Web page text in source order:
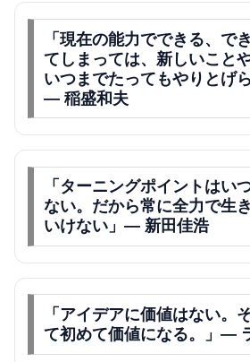
「現在の能力でできる、で
てしまっては、新しいこと
いつまでたってもやりとげ
— 稲盛和夫
「ターニングポイントはい
ない。だから常に全力で生
いけない」— 新田佳浩
「アイデアに価値はない。
て初めて価値になる。」—